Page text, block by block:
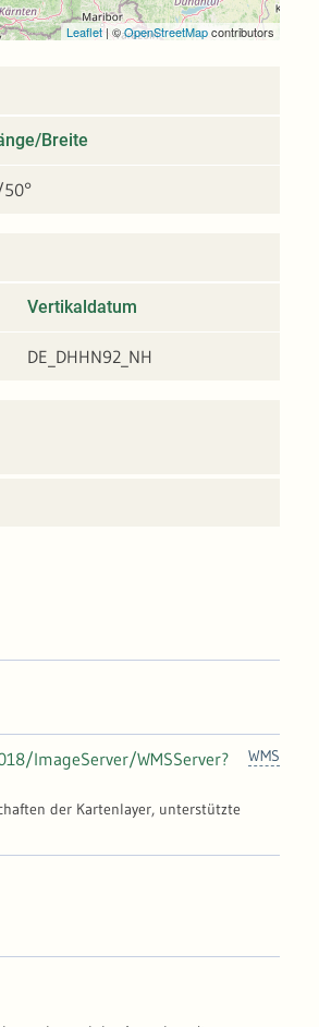
Leaflet |©OpenStreetMapcontributors
Breite
Vertikaldatum
DE_DHHN92_NH
WMS
ImageServer/WMSServer?
der Kartenlayer, unterstützte